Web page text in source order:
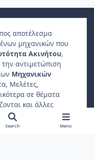
αποτέλεσμα
μηχανικών που
Ακινήτου,
αντιμετώπιση
Μηχανικών
Μελέτες,
σε θέματα
και άλλες
Φοροτεχνικοί
κ.λ.π..
Search Menu